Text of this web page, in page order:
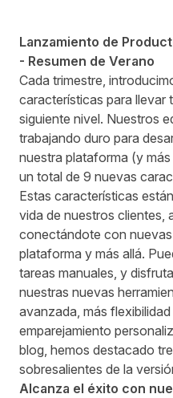
Lanzamiento de
- Resumen de Verano
Cada trimestre,
características para llevar
siguiente nivel. Nuestros
trabajando duro para
nuestra plataforma (y
un total de 9 nuevas
Estas características
vida de nuestros clientes,
conectándote con
plataforma y más allá.
tareas manuales, y
nuestras nuevas
avanzada, más
emparejamiento
blog, hemos destacado
sobresalientes de la
Alcanza el éxito con